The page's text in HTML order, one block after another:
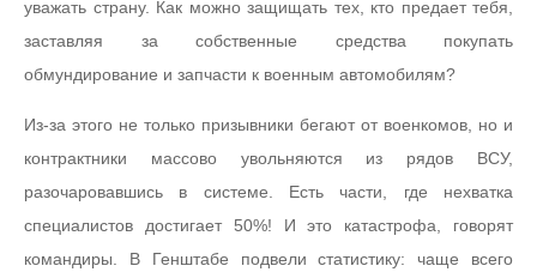
уважать страну. Как можно защищать тех, кто предает тебя,
заставляя за собственные средства покупать
обмундирование и запчасти к военным автомобилям?
Из-за этого не только призывники бегают от военкомов, но и
контрактники массово увольняются из рядов ВСУ,
разочаровавшись в системе. Есть части, где нехватка
специалистов достигает 50%! И это катастрофа, говорят
командиры. В Генштабе подвели статистику: чаще всего